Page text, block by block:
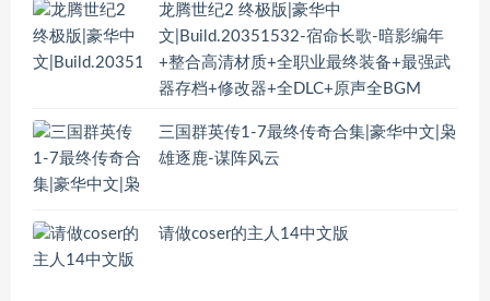
龙腾世纪2 终极版|豪华中
文|Build.20351532-宿命长歌-暗影编年
+整合高清材质+全职业最终装备+最强武
器存档+修改器+全DLC+原声全BGM
三国群英传1-7最终传奇合集|豪华中文|枭
雄逐鹿-谋阵风云
请做coser的主人14中文版